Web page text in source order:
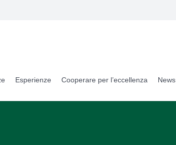
Esperienze Cooperare per l’eccellenza News